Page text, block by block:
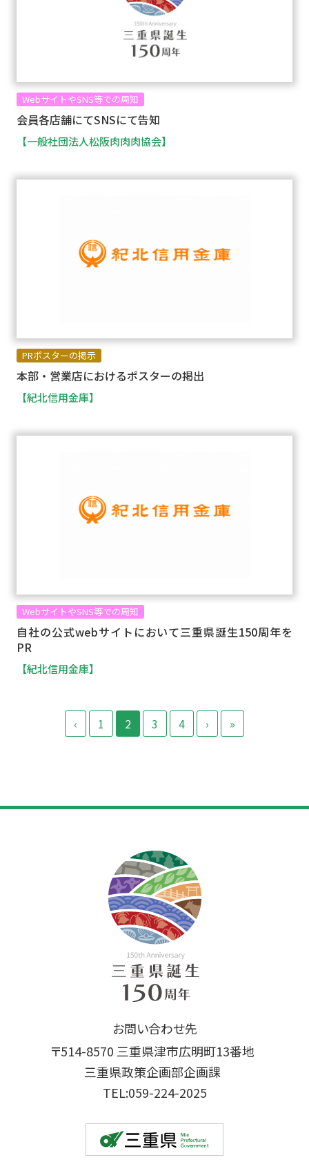
WebサイトやSNS等での周知
会員各店舗にてSNSにて告知
【一般社団法人松阪肉肉肉協会】
PRポスターの掲示
本部・営業店におけるポスターの掲出
【紀北信用金庫】
WebサイトやSNS等での周知
自社の公式webサイトにおいて三重県誕生150周年を
PR
【紀北信用金庫】
‹ 1 2 3 4 › »
お問い合わせ先
〒514-8570 三重県津市広明町13番地
三重県政策企画部企画課
TEL:059-224-2025